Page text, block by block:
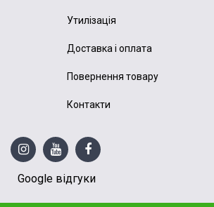
Утилізація
Доставка і оплата
Повернення товару
Контакти
Google відгуки